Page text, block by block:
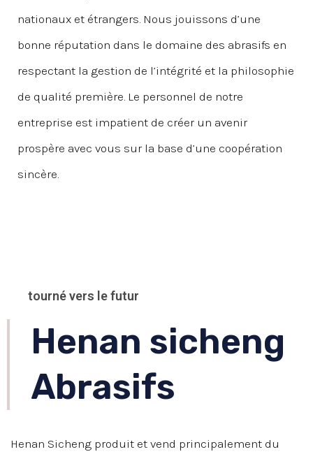
nationaux et étrangers. Nous jouissons d’une
bonne réputation dans le domaine des abrasifs en
respectant la gestion de l’intégrité et la philosophie
de qualité première. Le personnel de notre
entreprise est impatient de créer un avenir
prospère avec vous sur la base d’une coopération
sincère.
tourné vers le futur
Henan sicheng
Abrasifs
Henan Sicheng produit et vend principalement du